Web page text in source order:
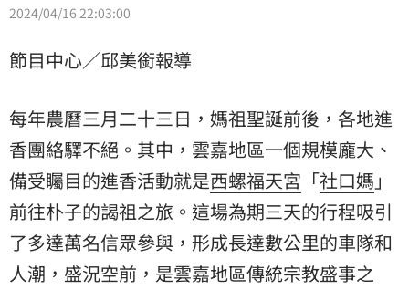
2024/04/16 22:03:00
節目中心／邱美銜報導
每年農曆三月二十三日，媽祖聖誕前後，各地進
香團絡驛不絕。其中，雲嘉地區一個規模龐大、
備受矚目的進香活動就是西螺福天宮 「社口媽 」
前往朴子的謁祖之旅。這場為期三天的行程吸引
了多達萬名信眾參與，形成長達數公里的車隊和
人潮，盛況空前，是雲嘉地區傳統宗教盛事之